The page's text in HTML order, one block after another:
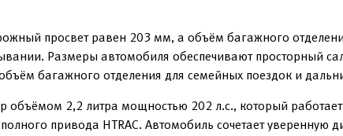
просвет равен 203 мм, а объём багажного
Размеры автомобиля обеспечивают просторный
багажного отделения для семейных поездок и
2,2 литра мощностью 202 л.с., который работает
привода HTRAC. Автомобиль сочетает